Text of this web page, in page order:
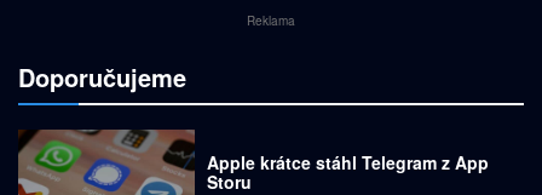
Reklama
Doporučujeme
Apple krátce stáhl Telegram z App
Storu